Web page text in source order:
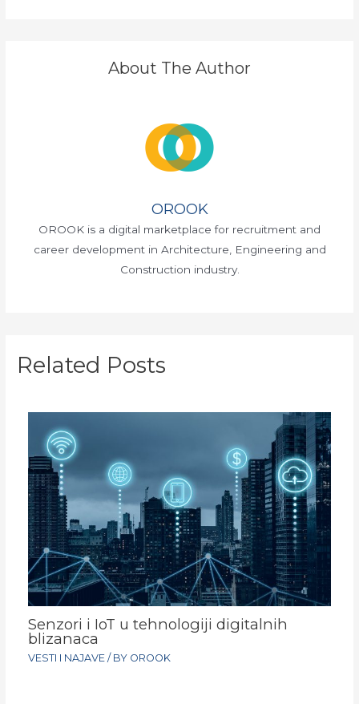
Related Posts
Senzori i IoT u tehnologiji digitalnih
blizanaca
VESTI I NAJAVE/ BY OROOK
About The Author
OROOK
OROOK is a digital marketplace for recruitment and
career development in Architecture, Engineering and
Construction industry.